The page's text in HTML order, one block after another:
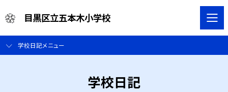
目黒区立五本木小学校
学校日記メニュー
学校日記